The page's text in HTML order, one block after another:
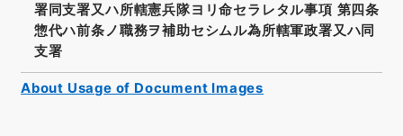
署同支署又ハ所轄憲兵隊ヨリ命セラレタル事項 第四条
惣代ハ前条ノ職務ヲ補助セシムル為所轄軍政署又ハ同
支署
About Usage of Document Images